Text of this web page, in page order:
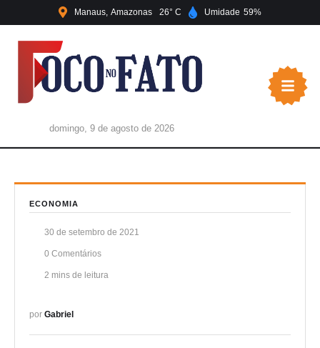
Manaus Amazonas 26 Umidade 59
domingo, 9 de agosto de 2026
ECONOMIA
30 de setembro de 2021
0 Comentários
2 mins de leitura
por Gabriel